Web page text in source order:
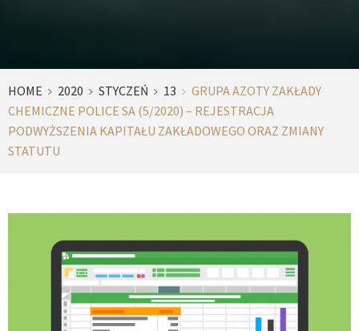
HOME 2020 STYCZEŃ 13
GRUPA AZOTY ZAKŁADY
CHEMICZNE POLICE SA (5/2020) – REJESTRACJA
PODWYŻSZENIA KAPITAŁU ZAKŁADOWEGO ORAZ ZMIANY
STATUTU